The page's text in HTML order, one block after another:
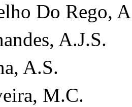
Do Rego,
A.J.S.
A.S.
M.C.